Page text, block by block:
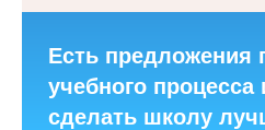
Есть предложения
учебного процесса
сделать школу